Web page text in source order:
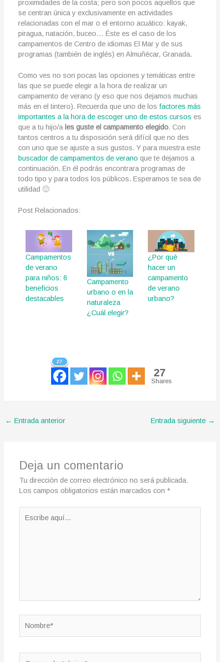
proximidades de la costa; pero son pocos aquellos que
se centran única y exclusivamente en actividades
relacionadas con el mar o el entorno acuático: kayak,
piragua, natación, buceo… Éste es el caso de los
campamentos de Centro de idiomas El Mar y de sus
programas (también de inglés) en Almuñécar, Granada.
Como ves no son pocas las opciones y temáticas entre
las que se puede elegir a la hora de realizar un
campamento de verano (y eso que nos dejamos muchas
más en el tintero). Recuerda que uno de losfactores más
importantes a la hora de escoger uno de estos cursos es
que a tu hijo/a les guste el campamento elegido. Con
tantos centros a tu disposición será difícil que no des
con uno que se ajuste a sus gustos. Y para muestra este
buscador de campamentos de verano que te dejamos a
continuación. En él podrás encontrara programas de
todo tipo y para todos los públicos. Esperamos te sea de
utilidad 🙂
Post Relacionados:
Campamentos
de verano
para niños: 6
beneficios
destacables
Campamento
urbano o en la
naturaleza
¿Cuál elegir?
¿Por qué
hacer un
campamento
de verano
urbano?
27
27
Shares
← Entrada anterior Entrada siguiente →
Deja un comentario
Tu dirección de correo electrónico no será publicada.
Los campos obligatorios están marcados con *
aquí...